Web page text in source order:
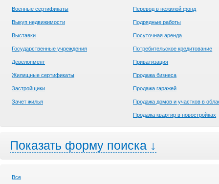
Военные сертификаты
Выкуп недвижимости
Выставки
Государственные учреждения
Девелопмент
Жилищные сертификаты
Застройщики
Зачет жилья
Перевод в нежилой фонд
Подрядные работы
Посуточная аренда
Потребительское кредитование
Приватизация
Продажа бизнеса
Продажа гаражей
Продажа домов и участков в
Продажа квартир в новостройках
Показать форму поиска ↓
Все